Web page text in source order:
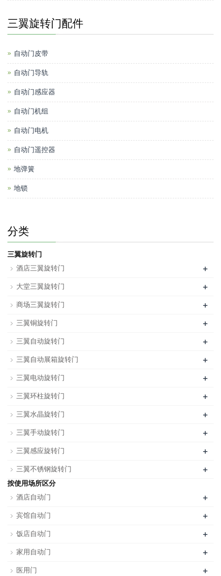
三翼旋转门配件
自动门皮带
自动门导轨
自动门感应器
自动门机组
自动门电机
自动门遥控器
地弹簧
地锁
分类
三翼旋转门
酒店三翼旋转门
+
大堂三翼旋转门 +
商场三翼旋转门 +
三翼铜旋转门 +
三翼自动旋转门 +
三翼自动展箱旋转门 +
三翼电动旋转门 +
三翼环柱旋转门 +
三翼水晶旋转门 +
三翼手动旋转门 +
三翼感应旋转门 +
三翼不锈钢旋转门 +
按使用场所区分
酒店自动门
+
宾馆自动门 +
饭店自动门 +
家用自动门 +
医用门 +